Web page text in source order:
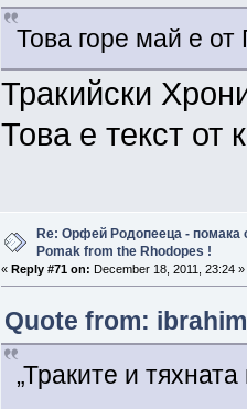
Това горе май е от
Тракийски
Това е текст от
Re: Орфей Родопееца - помака
Pomak from the Rhodopes !
« Reply #71 on: December 18, 2011, 23:24 »
Quote from:
„Траките и